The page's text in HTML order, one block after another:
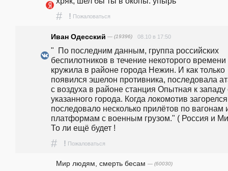
# ! Пожаловаться
Иван Одесский — (19396) 08.10 в 17:50
"  По последним данным, группа российских
беспилотников в течение некоторого времени
кружила в районе города Нежин. И как только
появился эшелон противника, последовала
с воздуха в районе станция Опытная к западу
указанного города. Когда локомотив
последовало несколько прилётов по вагонам
платформам с военным грузом." ( Россия и
То ли ещё будет !
# ! Пожаловаться
Мир людям, смерть бесам — (60030)